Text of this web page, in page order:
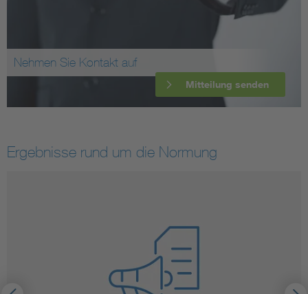
Nehmen Sie Kontakt auf
Mitteilung senden
Ergebnisse rund um die Normung